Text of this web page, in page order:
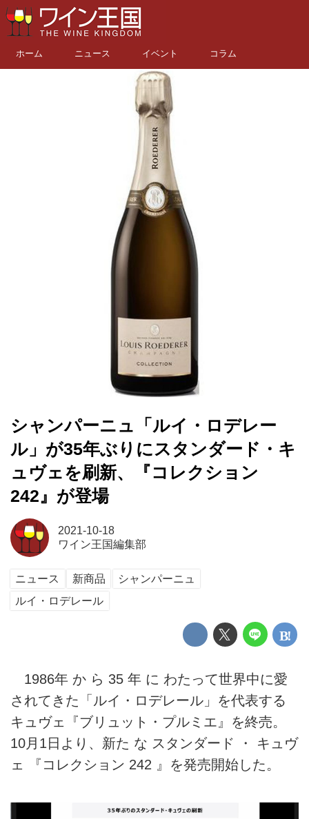
ホーム ニュース イベント コラム
シャンパーニュ「ルイ・ロデレー
ル」が35年ぶりにスタンダード・キ
ュヴェを刷新、『コレクション
242』が登場
2021-10-18
ワイン王国編集部
ニュース 新商品
シャンパーニュ
ルイ・ロデレール
1986年 か ら 35 年 に わたって世界中に愛
されてきた「ルイ・ロデレール」を代表する
キュヴェ『ブリュット・プルミエ』を終売。
10月1日より、新た な スタンダード ・ キュヴ
ェ 『コレクション 242 』を発売開始した。